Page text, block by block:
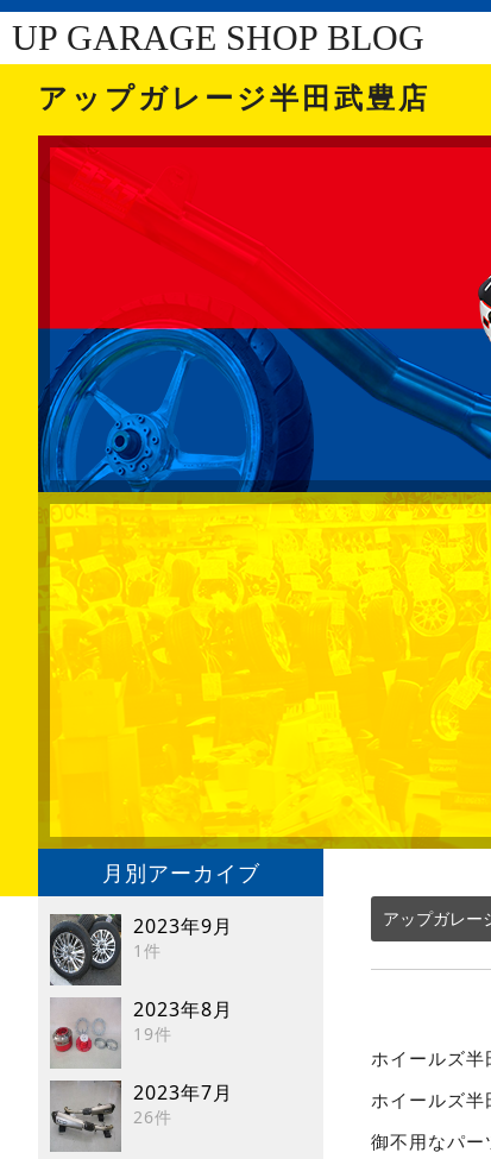
UP GARAGE SHOP BLOG
アップガレージ半田武豊店
月別アーカイブ
2023年9月
1件
2023年8月
19件
2023年7月
26件
アップガレー
ホイールズ
ホイールズ半
御不用なパー